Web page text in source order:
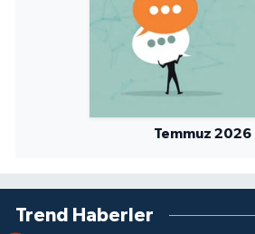
Temmuz 2026
Trend Haberler